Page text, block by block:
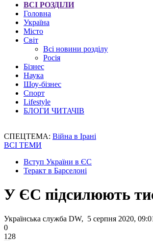
ВСІ РОЗДІЛИ
Головна
Україна
Місто
Світ
Всі новини розділу
Росія
Бізнес
Наука
Шоу-бізнес
Спорт
Lifestyle
БЛОГИ ЧИТАЧІВ
СПЕЦТЕМА: Війна в Ірані
ВСІ ТЕМИ
Вступ України в ЄС
Теракт в Барселоні
У ЄС підсилюють
Українська служба DW, 5 серпня 2020,
0
128